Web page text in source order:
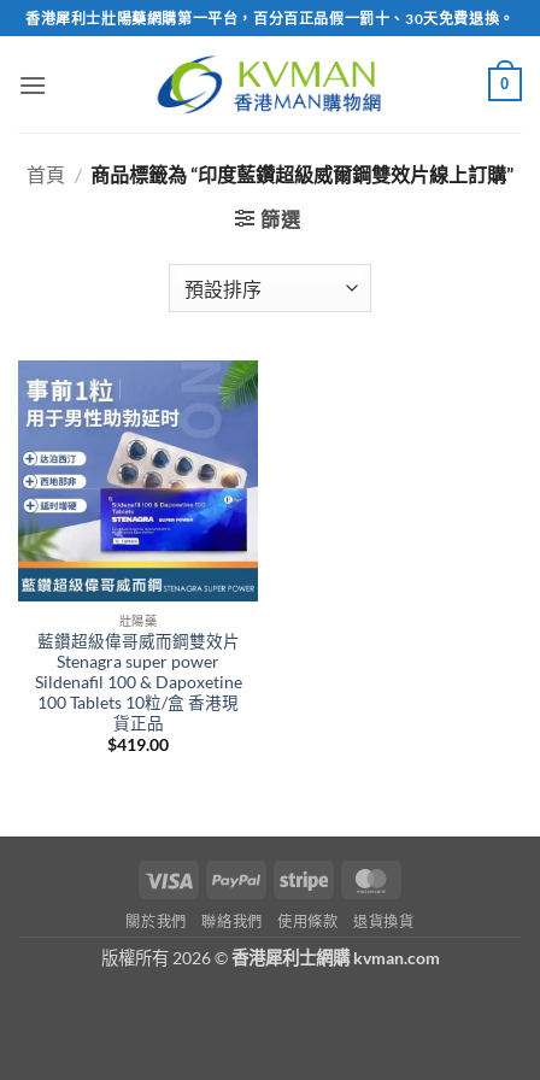
Skip
to
content
香港犀利士壯陽藥網購第一平台，百分百正品假一罰十、30天免費退換。
0
首頁 / 商品標籤為 “印度藍鑽超級威爾鋼雙效片線上訂購”
篩選
壯陽藥
藍鑽超級偉哥威而鋼雙效片
Stenagra super power
Sildenafil 100 & Dapoxetine
100 Tablets 10粒/盒 香港現
貨正品
$419.00
Visa PayPal Stripe
關於我們 聯絡我們 使用條款 退貨換貨
版權所有 2026 ©香港犀利士網購 kvman.com